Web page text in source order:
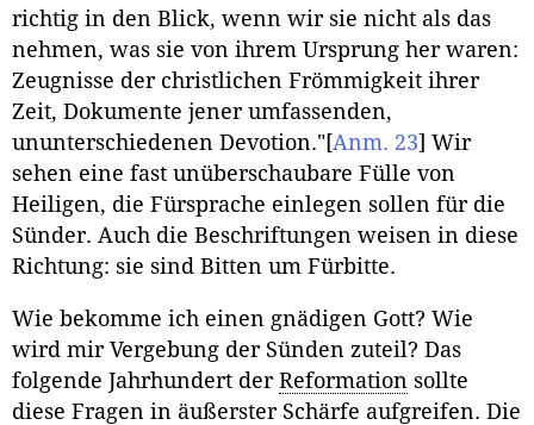
richtig in den Blick, wenn wir sie nicht als das
nehmen, was sie von ihrem Ursprung her waren:
Zeugnisse der christlichen Frömmigkeit ihrer
Zeit, Dokumente jener umfassenden,
ununterschiedenen Devotion."[Anm. 23] Wir
sehen eine fast unüberschaubare Fülle von
Heiligen, die Fürsprache einlegen sollen für die
Sünder. Auch die Beschriftungen weisen in diese
Richtung: sie sind Bitten um Fürbitte.
Wie bekomme ich einen gnädigen Gott? Wie
wird mir Vergebung der Sünden zuteil? Das
folgende Jahrhundert der Reformation sollte
diese Fragen in äußerster Schärfe aufgreifen. Die